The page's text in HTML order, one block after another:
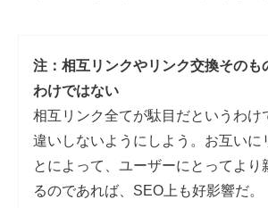
注：相互リンクやリンク交換そのも
わけではない
相互リンク全てが駄目だというわけ
違いしないようにしよう。お互いに
とによって、ユーザーにとってより
るのであれば、SEO上も好影響だ。